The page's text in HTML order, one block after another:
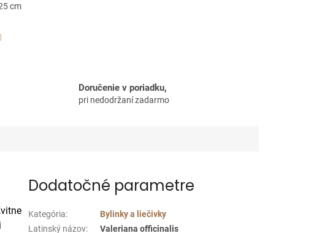
cm
Doručenie v poriadku,
pri nedodržaní zadarmo
Dodatočné parametre
Kategória:
Bylinky a liečivky
Latinský názov:
Valeriana officinalis